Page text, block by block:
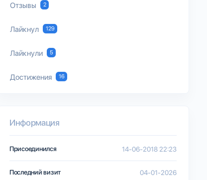
Отзывы 2
Лайкнул 129
Лайкнули 5
Достижения 16
Информация
Присоединился 14-06-2018 22:23
Последний визит 04-01-2026